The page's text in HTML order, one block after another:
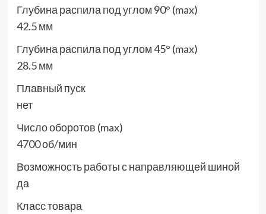
Глубина распила под углом 90° (max)
42.5 мм
Глубина распила под углом 45° (max)
28.5 мм
Плавный пуск
нет
Число оборотов (max)
4700 об/мин
Возможность работы с направляющей шиной
да
Класс товара